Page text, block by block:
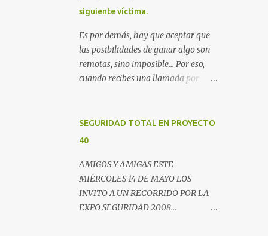
siguiente víctima.
Es por demás, hay que aceptar que
las posibilidades de ganar algo son
remotas, sino imposible... Por eso,
cuando recibes una llamada por
colgar. Este es un email enviado por
un radio escucha donde nos
COMENTADO ESTO DEL
SECUESTRO LOS CIUDADANOS NOS
PREGUNTAMOS PORQUE NO
HACEN ALGO CON LAS PERSONAS
SEGURIDAD TOTAL EN PROYECTO
40
AMIGOS Y AMIGAS ESTE
MIÉRCOLES 14 DE MAYO LOS
INVITO A UN RECORRIDO POR LA
EXPO SEGURIDAD 2008...